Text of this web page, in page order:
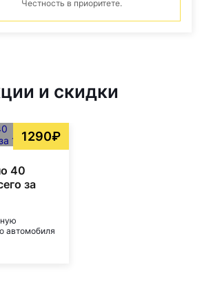
Честность в приоритете.
и скидки
1290₽
40
за
автомобиля